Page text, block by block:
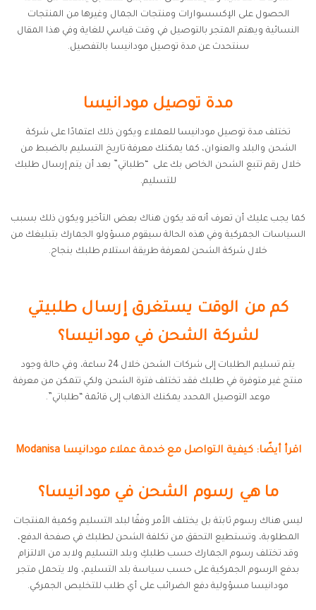
الحصول على الإكسسوارات ومنتجات الجمال وغيرها من المنتجات
النسائية ويهتم المتجر بالتوصيل في وقت قياسي للغاية وفي هذا المقال
سنتحدث عن مدة توصيل مودانيسا بالتفصيل.
مدة توصيل مودانيسا
تختلف مدة توصيل مودانيسا للعملاء ويكون ذلك اعتمادًا على شركة
الشحن والبلد والعنوان، كما يمكنك معرفة تاريخ التسليم بالضبط من
خلال رقم تتبع الشحن الخاص بك على “طلباتي” بعد أن يتم إرسال طلبك
للتسليم.
كما يجب عليك أن تعرف أنه قد يكون هناك بعض التأخير ويكون ذلك بسبب
السياسات الجمركية وفي هذه الحالة سيقوم مسؤولو الجمارك بتبليغك من
خلال شركة الشحن لمعرفة طريقة استلام طلبك بنجاح.
كم من الوقت يستغرق إرسال طلبيتي
لشركة الشحن في مودانيسا؟
يتم تسليم الطلبات إلى شركات الشحن خلال 24 ساعة، وفي حالة وجود
منتج غير متوفرة في طلبك فقد تختلف فترة الشحن ولكي تتمكن من معرفة
موعد التوصيل المحدد يمكنك الذهاب إلى قائمة “طلباتي”.
اقرأ أيضًا: كيفية التواصل مع خدمة عملاء مودانيسا Modanisa
ما هي رسوم الشحن في مودانيسا؟
ليس هناك رسوم ثابتة بل يختلف الأمر وفقًا لبلد التسليم وكمية المنتجات
المطلوبة، وتستطيع التحقق من تكلفة الشحن لطلبك في صفحة الدفع،
وقد تختلف رسوم الجمارك حسب طلبكِ وبلد التسليم ولابد من الالتزام
بدفع الرسوم الجمركية على حسب سياسة بلد التسليم، ولا يتحمل متجر
مودانيسا مسؤولية دفع الضرائب على أي طلب للتخليص الجمركي.